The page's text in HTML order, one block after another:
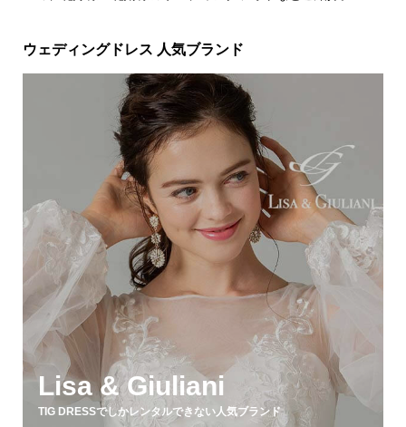
ウェディングドレス 人気ブランド
Lisa & Giuliani
TIG DRESSでしかレンタルできない人気ブランド